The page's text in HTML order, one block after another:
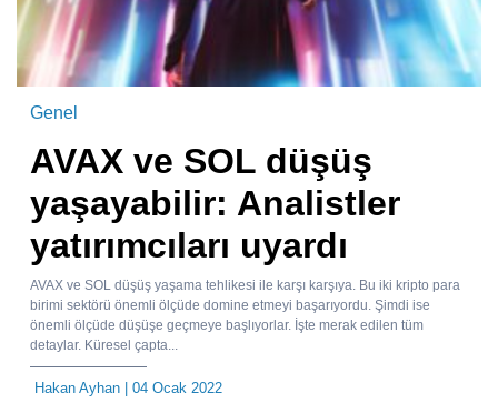
Genel
AVAX ve SOL düşüş
yaşayabilir: Analistler
yatırımcıları uyardı
AVAX ve SOL düşüş yaşama tehlikesi ile karşı karşıya. Bu iki kripto para
birimi sektörü önemli ölçüde domine etmeyi başarıyordu. Şimdi ise
önemli ölçüde düşüşe geçmeye başlıyorlar. İşte merak edilen tüm
detaylar. Küresel çapta...
Hakan Ayhan | 04 Ocak 2022